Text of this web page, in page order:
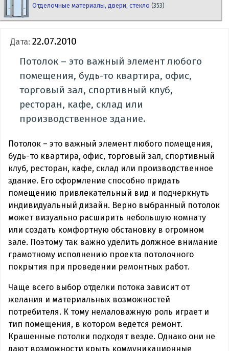
Отделочные материалы, двери, стекло(353)
Дата: 22.07.2010
Потолок – это важный элемент любого
помещения, будь-то квартира, офис,
торговый зал, спортивный клуб,
ресторан, кафе, склад или
производственное здание.
Потолок – это важный элемент любого помещения,
будь-то квартира, офис, торговый зал, спортивный
клуб, ресторан, кафе, склад или производственное
здание. Его оформление способно придать
помещению привлекательный вид и подчеркнуть
индивидуальный дизайн. Верно выбранный потолок
может визуально расширить небольшую комнату
или создать комфортную обстановку в огромном
зале. Поэтому так важно уделить должное внимание
грамотному исполнению проекта потолочного
покрытия при проведении ремонтных работ.
Чаще всего выбор отделки потока зависит от
желания и материальных возможностей
потребителя. К тому немаловажную роль играет и
тип помещения, в котором ведется ремонт.
Крашенные потолки подходят везде. Однако они не
дают возможности крыть коммуникационные